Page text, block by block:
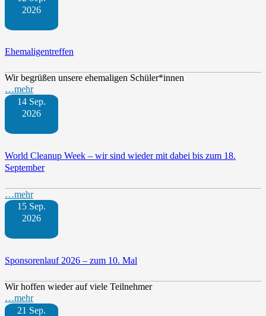
2026
Ehemaligentreffen
Wir begrüßen unsere ehemaligen Schüler*innen
…mehr
14 Sep.
2026
World Cleanup Week – wir sind wieder mit dabei bis zum 18.
September
…mehr
15 Sep.
2026
Sponsorenlauf 2026 – zum 10. Mal
Wir hoffen wieder auf viele Teilnehmer
…mehr
21 Sep.